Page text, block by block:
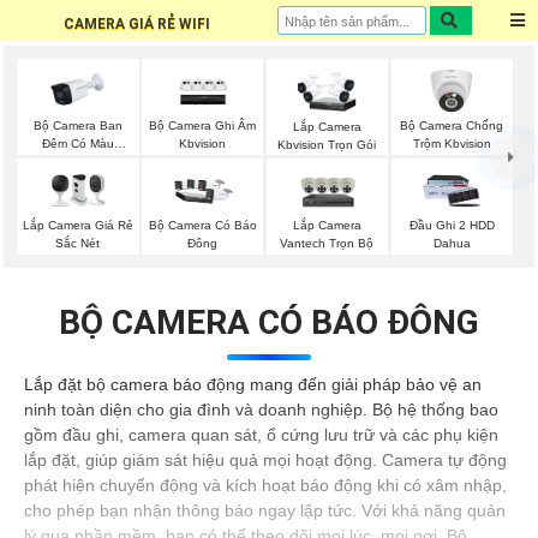
CAMERA GIÁ RẺ WIFI
Bộ Camera Ban
Đêm Có Màu
Bộ Camera Ghi Âm
Kbvision
Lắp Camera
Kbvision Trọn Gói
Bộ Camera Chống
Trộm Kbvision
Lắp Camera Giá Rẻ
Sắc Nét
Bộ Camera Có Báo
Đông
Lắp Camera
Vantech Trọn Bộ
Đầu Ghi 2 HDD
Dahua
BỘ CAMERA CÓ BÁO ĐÔNG
Lắp đặt bộ camera báo động mang đến giải pháp bảo vệ an
ninh toàn diện cho gia đình và doanh nghiệp. Bộ hệ thống bao
gồm đầu ghi, camera quan sát, ổ cứng lưu trữ và các phụ kiện
lắp đặt, giúp giám sát hiệu quả mọi hoạt động. Camera tự động
phát hiện chuyển động và kích hoạt báo động khi có xâm nhập,
cho phép bạn nhận thông báo ngay lập tức. Với khả năng quản